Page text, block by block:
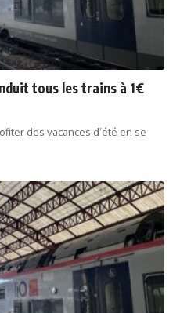
tous les trains à 1€
des vacances d’été en se